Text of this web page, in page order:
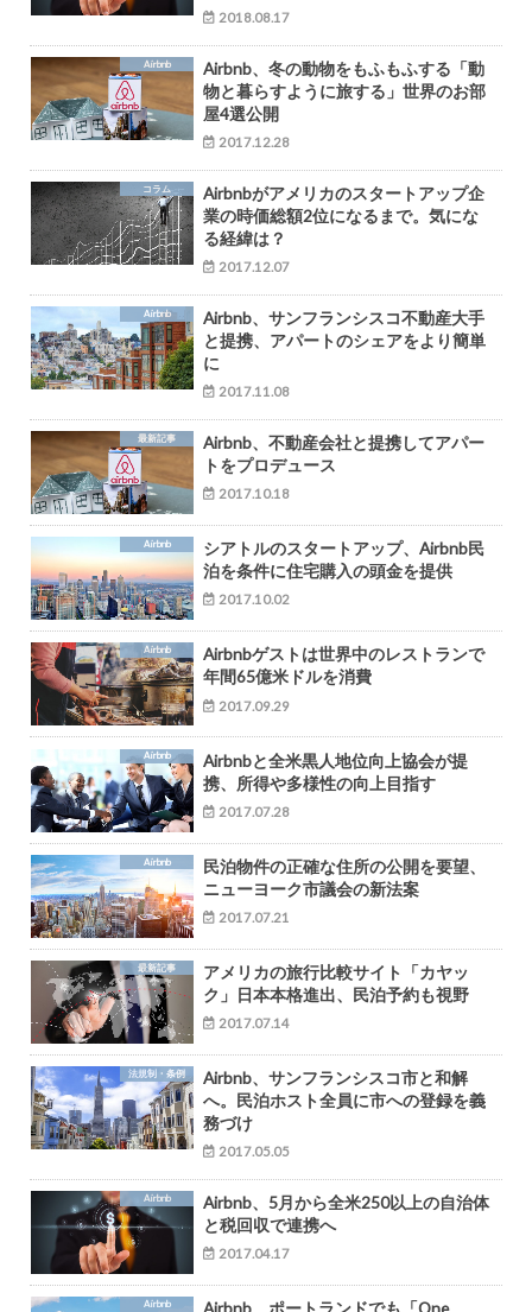
2018.08.17
Airbnb
Airbnb、冬の動物をもふもふする「動
物と暮らすように旅する」世界のお部
屋4選公開
2017.12.28
コラム
Airbnbがアメリカのスタートアップ企
業の時価総額2位になるまで。気にな
る経緯は？
2017.12.07
Airbnb
Airbnb、サンフランシスコ不動産大手
と提携、アパートのシェアをより簡単
に
2017.11.08
最新記事
Airbnb、不動産会社と提携してアパー
トをプロデュース
2017.10.18
Airbnb
シアトルのスタートアップ、Airbnb民
泊を条件に住宅購入の頭金を提供
2017.10.02
Airbnb
Airbnbゲストは世界中のレストランで
年間65億米ドルを消費
2017.09.29
Airbnb
Airbnbと全米黒人地位向上協会が提
携、所得や多様性の向上目指す
2017.07.28
Airbnb
民泊物件の正確な住所の公開を要望、
ニューヨーク市議会の新法案
2017.07.21
最新記事
アメリカの旅行比較サイト「カヤッ
ク」日本本格進出、民泊予約も視野
2017.07.14
法規制・条例
Airbnb、サンフランシスコ市と和解
へ。民泊ホスト全員に市への登録を義
務づけ
2017.05.05
Airbnb
Airbnb、5月から全米250以上の自治体
と税回収で連携へ
2017.04.17
Airbnb